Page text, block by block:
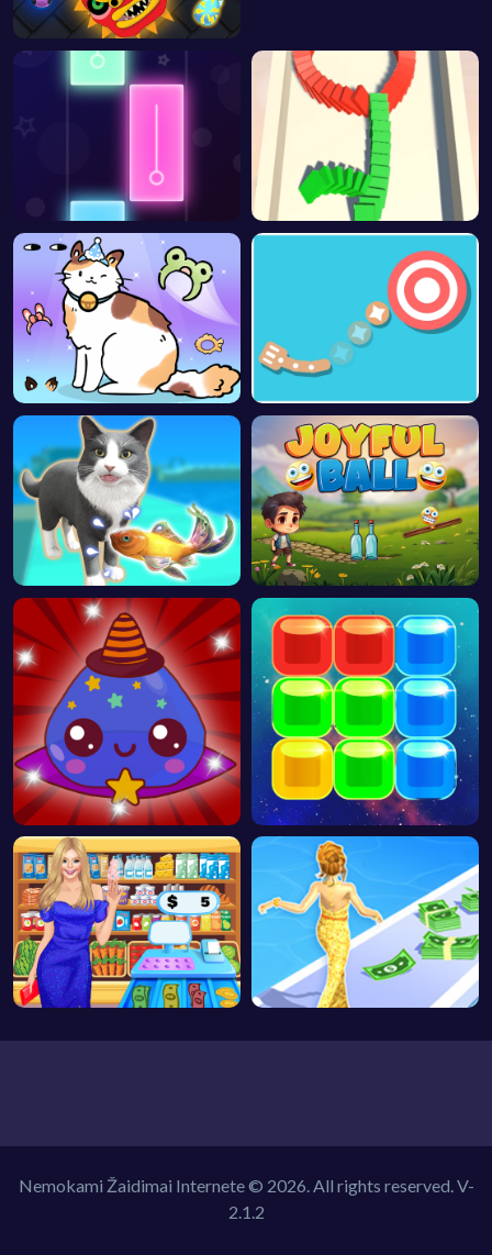
Nemokami Žaidimai Internete © 2026. All rights reserved.V-
2.1.2